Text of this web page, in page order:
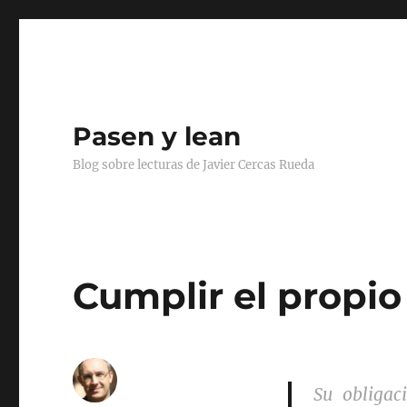
Pasen y lean
Blog sobre lecturas de Javier Cercas Rueda
Cumplir el
Su